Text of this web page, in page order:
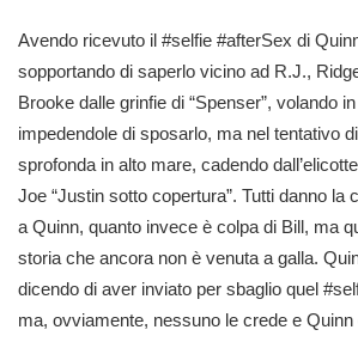
Avendo ricevuto il #selfie #afterSex di
sopportando di saperlo vicino ad R.J.,
Brooke dalle grinfie di “Spenser”, volando
impedendole di sposarlo, ma nel tentativo
sprofonda in alto mare, cadendo
Joe “Justin sotto copertura”. Tutti danno la
a Quinn, quanto invece è colpa di Bill, ma
storia che ancora non è venuta a galla.
dicendo di aver inviato per sbaglio quel
ma, ovviamente, nessuno le crede e